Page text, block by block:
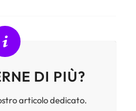
DI PIÙ?
articolo dedicato.